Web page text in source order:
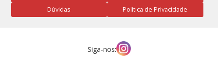
Dúvidas
Política de Privacidade
Siga-nos: